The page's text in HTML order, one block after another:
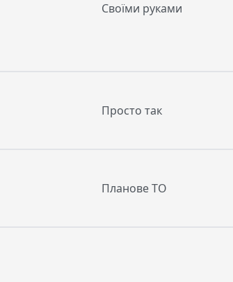
Своїми руками
Просто так
Планове ТО